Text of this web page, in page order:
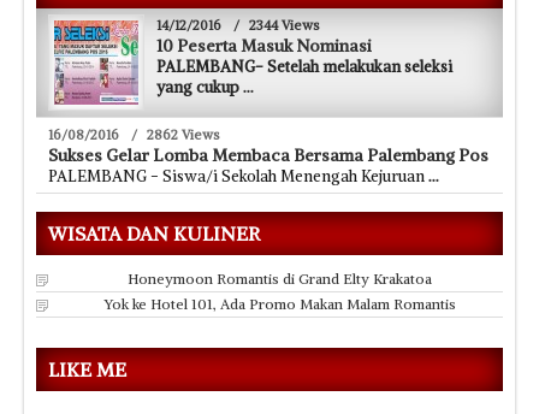
14/12/2016 / 2344 Views
10 Peserta Masuk Nominasi
PALEMBANG- Setelah melakukan seleksi
yang cukup...
16/08/2016 / 2862 Views
Sukses Gelar Lomba Membaca Bersama Palembang Pos
PALEMBANG - Siswa/i Sekolah Menengah Kejuruan...
WISATA DAN KULINER
Honeymoon Romantis di Grand Elty Krakatoa
Yok ke Hotel 101, Ada Promo Makan Malam Romantis
LIKE ME